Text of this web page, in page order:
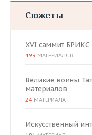
Сюжеты
XVI саммит БРИКС
499 МАТЕРИАЛОВ
Великие воины
материалов
24 МАТЕРИАЛА
Искусственный